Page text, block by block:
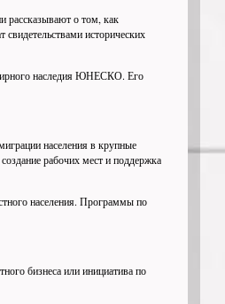
рассказывают о том, как
исторических
наследия ЮНЕСКО. Его
населения в крупные
рабочих мест и поддержка
населения. Программы по
бизнеса или инициатива по